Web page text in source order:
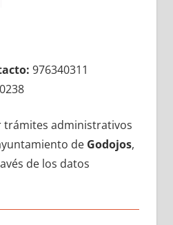
976340311
trámites administrativos
dе Godojos,
dе los datos